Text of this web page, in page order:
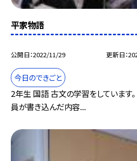
平家物語
公開日 2022/11/29 更新日
今日のできごと
2年生 国語 古文の学習をしています
員が書き込んだ内容...